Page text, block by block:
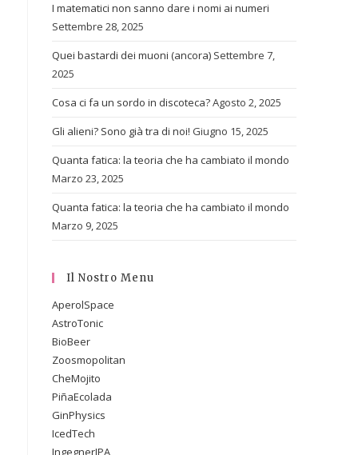
I matematici non sanno dare i nomi ai numeri
Settembre 28, 2025
Quei bastardi dei muoni (ancora) Settembre 7,
2025
Cosa ci fa un sordo in discoteca?Agosto 2, 2025
Gli alieni? Sono già tra di noi! Giugno 15, 2025
Quanta fatica: la teoria che ha cambiato il mondo
Marzo 23, 2025
Quanta fatica: la teoria che ha cambiato il mondo
Marzo 9, 2025
Il Nostro Menu
AperolSpace
AstroTonic
BioBeer
Zoosmopolitan
CheMojito
PiñaEcolada
GinPhysics
IcedTech
IngegnerIPA